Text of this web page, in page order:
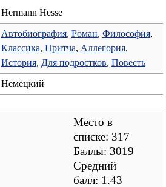
Hermann Hesse
Автобиография, Роман, Философия,
Классика, Притча, Аллегория,
История, Для подростков, Повесть
Немецкий
Место в
списке: 317
Баллы: 3019
Средний
балл: 1.43